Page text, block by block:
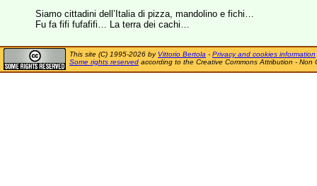
Siamo cittadini dell’Italia di pizza, mandolino e fichi…
Fu fa fifi fufafifi… La terra dei cachi…
This site (C) 1995-2026 by Vittorio Bertola - Privacy and cookies information
Some rights reserved according to the Creative Commons Attribution - Non